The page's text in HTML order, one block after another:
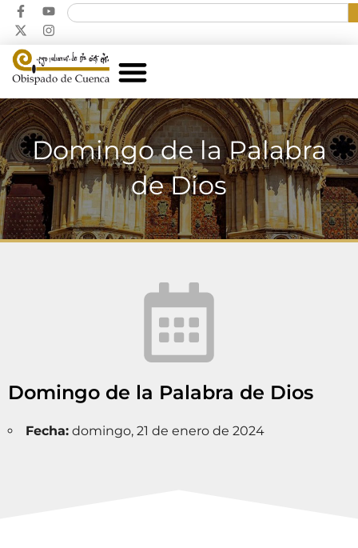
Domingo de la Palabra
de Dios
Domingo de la Palabra de Dios
Fecha: domingo, 21 de enero de 2024